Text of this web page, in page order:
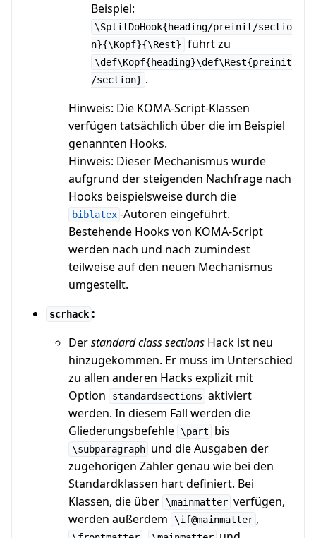
Beispiel:
\SplitDoHook{heading/preinit/sectio
n}{\Kopf}{\Rest}
führt zu
\def\Kopf{heading}\def\Rest{preinit
/section} .
Hinweis: Die KOMA-Script-Klassen
verfügen tatsächlich über die im Beispiel
genannten Hooks.
Hinweis: Dieser Mechanismus wurde
aufgrund der steigenden Nachfrage nach
Hooks beispielsweise durch die
biblatex -Autoren eingeführt.
Bestehende Hooks von KOMA-Script
werden nach und nach zumindest
teilweise auf den neuen Mechanismus
umgestellt.
scrhack :
Derstandard class sections Hack ist neu
hinzugekommen. Er muss im Unterschied
zu allen anderen Hacks explizit mit
Option
standardsections aktiviert
werden. In diesem Fall werden die
Gliederungsbefehle \part bis
\subparagraph und die Ausgaben der
zugehörigen Zähler genau wie bei den
Standardklassen hart definiert. Bei
Klassen, die über \mainmatter verfügen,
werden außerdem
\if@mainmatter ,